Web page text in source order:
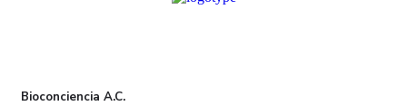
Bioconciencia A.C.